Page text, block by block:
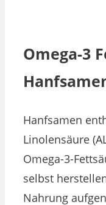
Omega-3
Hanfsamen
Linolensäure
Omega-3-
selbst
Nahrung